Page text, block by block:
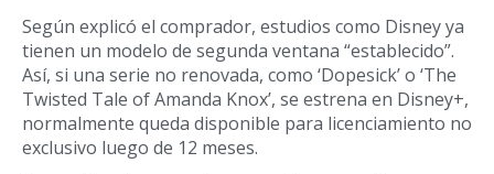
Según explicó el comprador, estudios como Disney ya
tienen un modelo de segunda ventana “establecido”.
Así, si una serie no renovada, como ‘Dopesick’ o ‘The
Twisted Tale of Amanda Knox’, se estrena en Disney+,
normalmente queda disponible para licenciamiento no
exclusivo luego de 12 meses.